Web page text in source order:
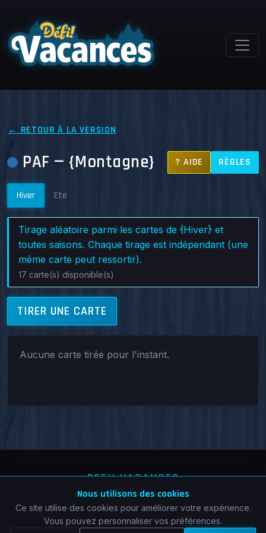
← RETOUR À LA VERSION
PAF — {Montagne} ? AIDE RÈGLES
Hiver Ete
Tirage aléatoire parmi les cartes de {Hiver} et
toutes saisons. Chaque tirage est indépendant (une
même carte peut ressortir).
17 carte(s) disponible(s)
TIRER UNE CARTE
Aucune carte tirée pour l'instant.
DEFI! VACANCES
© 2026 — Tous droits réservés
Mentions légales Confidentialité Cookies
Nous utilisons des cookies
Ce site utilise des cookies pour améliorer votre expérience.
Vous pouvez personnaliser vos préférences.